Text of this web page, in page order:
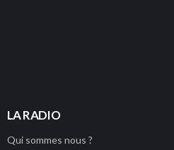
LA RADIO
Qui sommes nous ?